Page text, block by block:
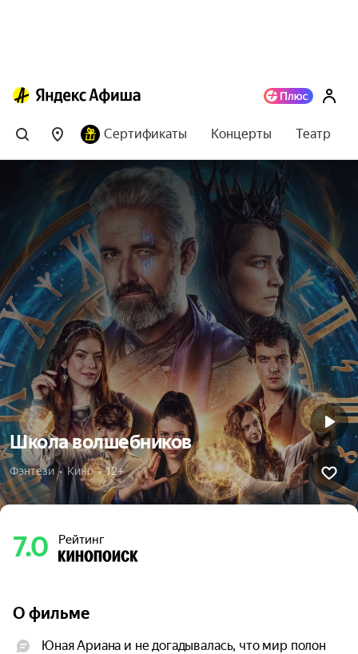
Сертификаты Концерты Театр
Школа волшебников
Фэнтези  •  Кино  •  12+
7.0 Рейтинг
О фильме
Юная Ариана и не догадывалась, что мир полон